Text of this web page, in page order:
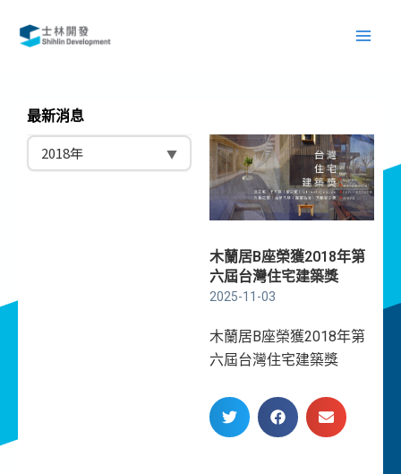
最新消息
木蘭居B座榮獲2018年第
六屆台灣住宅建築獎
2025-11-03
木蘭居B座榮獲2018年第
六屆台灣住宅建築獎